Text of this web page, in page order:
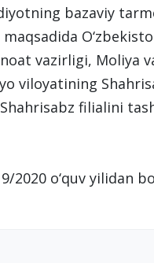
bazaviy
vazirligi, Moliya
viloyatining
filialini
2020 o‘quv yilidan